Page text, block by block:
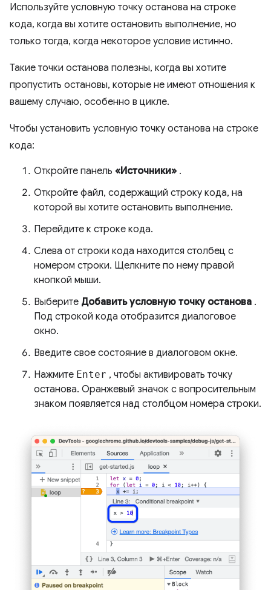
Используйте условную точку останова на строке
кода, когда вы хотите остановить выполнение, но
только тогда, когда некоторое условие истинно.
Такие точки останова полезны, когда вы хотите
пропустить остановы, которые не имеют отношения к
вашему случаю, особенно в цикле.
Чтобы установить условную точку останова на строке
кода:
Откройте панель «Источники» .
Откройте файл, содержащий строку кода, на
которой вы хотите остановить выполнение.
Перейдите к строке кода.
Слева от строки кода находится столбец с
номером строки. Щелкните по нему правой
кнопкой мыши.
Выберите Добавить условную точку останова .
Под строкой кода отобразится диалоговое
окно.
Введите свое состояние в диалоговом окне.
Нажмите Enter , чтобы активировать точку
останова. Оранжевый значок с вопросительным
знаком появляется над столбцом номера строки.